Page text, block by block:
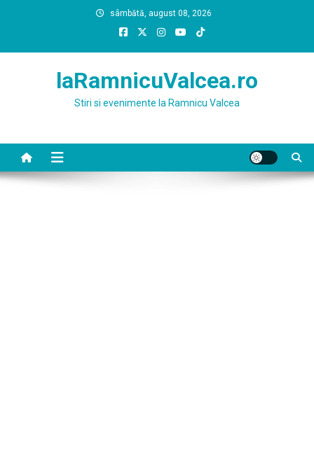
sâmbătă, august 08, 2026
laRamnicuValcea.ro
Stiri si evenimente la Ramnicu Valcea